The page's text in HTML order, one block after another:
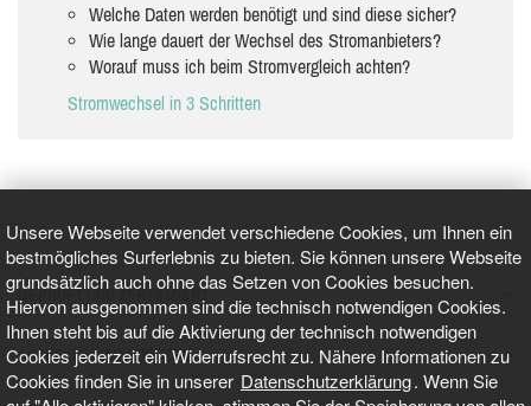
Unsere Webseite verwendet verschiedene Cookies, um Ihnen ein
bestmögliches Surferlebnis zu bieten. Sie können unsere Webseite
grundsätzlich auch ohne das Setzen von Cookies besuchen.
Hiervon ausgenommen sind die technisch notwendigen Cookies.
Ihnen steht bis auf die Aktivierung der technisch notwendigen
Cookies jederzeit ein Widerrufsrecht zu. Nähere Informationen zu
Cookies finden Sie in unserer Datenschutzerklärung. Wenn Sie
Welche Daten werden benötigt und sind diese sicher?
Wie lange dauert der Wechsel des Stromanbieters?
Worauf muss ich beim Stromvergleich achten?
Stromwechsel in 3 Schritten
GEPRÜFT UND ZERTIFIZIERT
AKTUELLE NACHRICHTEN